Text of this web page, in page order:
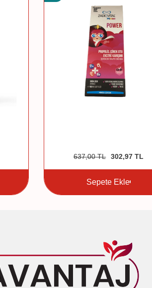
637,00TL 302,97 TL
Sepete Ekle